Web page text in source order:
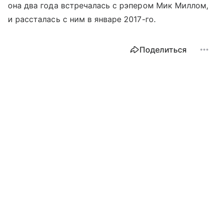
она два года встречалась с рэпером Мик Миллом,
и рассталась с ним в январе 2017-го.
Поделиться